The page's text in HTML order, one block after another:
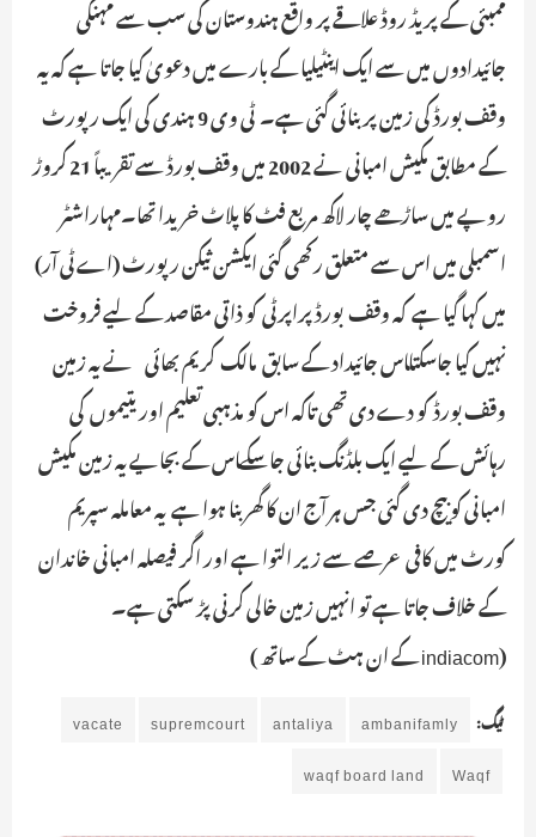
ممبئی کے پریڈ روڈ علاقے پر واقع ہندوستان کی سب سے مہنگی
جائیدادوں میں سے ایک اینٹیلیا کے بارے میں دعویٰ کیا جاتا ہے کہ یہ
وقف بورڈ کی زمین پر بنائی گئی ہے۔ ٹی وی 9 ہندی کی ایک رپورٹ
کے مطابق مکیش امبانی نے 2002 میں وقف بورڈ سے تقریباً 21 کروڑ
روپے میں ساڑھے چار لاکھ مربع فٹ کا پلاٹ خریدا تھا۔مہاراشٹر
اسمبلی میں اس سے متعلق رکھی گئی ایکشن ثیکن رپورٹ (اے ٹی آر)
میں کہا گیا ہے کہ وقف بورڈ پراپرٹی کو ذاتی مقاصد کے لیے فروخت
نہیں کیا جاسکتاـاس جائیداد کے سابق مالک کریم بھائی نے یہ زمین
وقف بورڈ کو دے دی تھی تاکہ اس کو مذہبی تعلیم اور یتیموں کی
رہائش کے لیے ایک بلڈنگ بنائی جاسکےـاس کے بجایے یہ زمین مکیش
امبانی کو بیچ دی گئی جس ہر آج ان کا گھر بنا ہوا ہے ـ یہ معاملہ سپریم
کورٹ میں کافی عرصے سے زیر التوا ہے اور اگر فیصلہ امبانی خاندان
کے خلاف جاتا ہے تو انہیں زمین خالی کرنی پڑ سکتی ہے۔
(indiacom کے ان ہٹ کے ساتھ )
ٹیگ: ambanifamly
antaliya
supremcourt
vacate
Waqf
waqf board land